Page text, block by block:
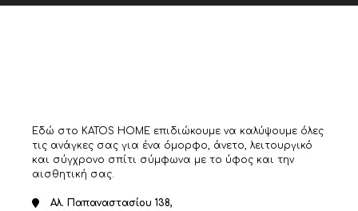
Εδώ στο KATOS HOME επιδιώκουμε να καλύψουμε όλες
τις ανάγκες σας για ένα όμορφο, άνετο, λειτουργικό
και σύγχρονο σπίτι σύμφωνα με το ύφος και την
αισθητική σας.
Αλ. Παπαναστασίου 138,